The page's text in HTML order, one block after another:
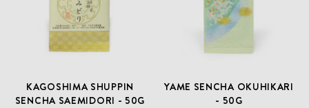
KAGOSHIMA SHUPPIN
SENCHA SAEMIDORI - 50G
YAME SENCHA OKUHIKARI
- 50G